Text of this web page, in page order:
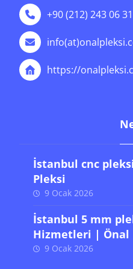
+90 (212) 243 06 31
https://
İstanbul cnc
Pleksi
9 Ocak 2026
İstanbul 5 mm
Hizmetleri | Önal
9 Ocak 2026